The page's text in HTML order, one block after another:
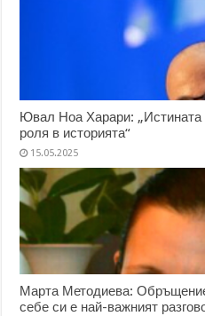
Ювал Ноа Харари: „Истината
роля в историята“
15.05.2025
Марта Методиева:
себе си е най-важният